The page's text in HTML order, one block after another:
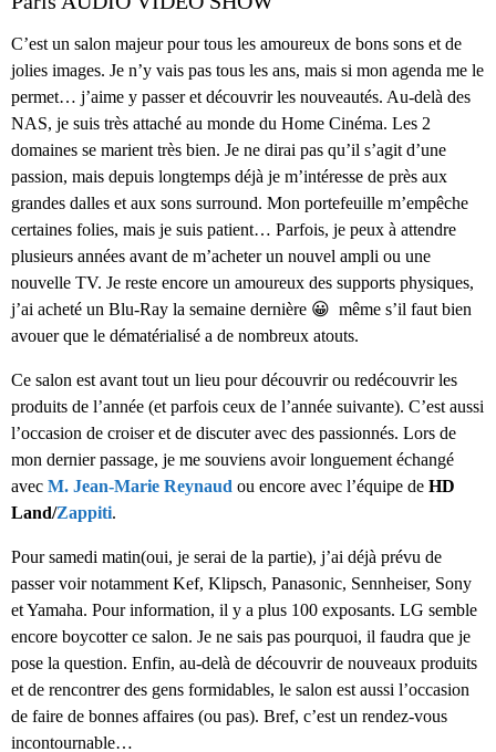
C’est un salon majeur pour tous les amoureux de bons sons et de
jolies images. Je n’y vais pas tous les ans, mais si mon agenda me le
permet… j’aime y passer et découvrir les nouveautés. Au-delà des
NAS, je suis très attaché au monde du Home Cinéma. Les 2
domaines se marient très bien. Je ne dirai pas qu’il s’agit d’une
passion, mais depuis longtemps déjà je m’intéresse de près aux
grandes dalles et aux sons surround. Mon portefeuille m’empêche
certaines folies, mais je suis patient… Parfois, je peux à attendre
plusieurs années avant de m’acheter un nouvel ampli ou une
nouvelle TV. Je reste encore un amoureux des supports physiques,
j’ai acheté un Blu-Ray la semaine dernière 😀 même s’il faut bien
avouer que le dématérialisé a de nombreux atouts.
Ce salon est avant tout un lieu pour découvrir ou redécouvrir les
produits de l’année (et parfois ceux de l’année suivante). C’est aussi
l’occasion de croiser et de discuter avec des passionnés. Lors de
mon dernier passage, je me souviens avoir longuement échangé
avec M. Jean-Marie Reynaud ou encore avec l’équipe de HD
Land/Zappiti.
Pour samedi matin(oui, je serai de la partie), j’ai déjà prévu de
passer voir notamment Kef, Klipsch, Panasonic, Sennheiser, Sony
et Yamaha. Pour information, il y a plus 100 exposants. LG semble
encore boycotter ce salon. Je ne sais pas pourquoi, il faudra que je
pose la question. Enfin, au-delà de découvrir de nouveaux produits
et de rencontrer des gens formidables, le salon est aussi l’occasion
de faire de bonnes affaires (ou pas). Bref, c’est un rendez-vous
incontournable…